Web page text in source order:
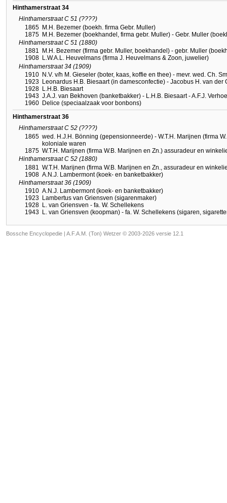
Hinthamerstraat 34
Hinthamerstraat C 51 (????)
1865 M.H. Bezemer (boekh. firma Gebr. Muller)
1875 M.H. Bezemer (boekhandel, firma gebr. Muller) - Gebr. Muller
Hinthamerstraat C 51 (1880)
1881
M.H. Bezemer (firma gebr. Muller, boekhandel) - gebr. Muller
1908 L.W.A.L. Heuvelmans (firma J. Heuvelmans & Zoon, juwelier)
Hinthamerstraat 34 (1909)
1910 N.V. v/h M. Gieseler (boter, kaas, koffie en thee) - mevr. wed. Ch.
1923 Leonardus H.B. Biesaart (in damesconfectie) - Jacobus H. van
1928 L.H.B. Biesaart
1943 J.A.J. van Bekhoven (banketbakker) - L.H.B. Biesaart - A.F.J.
1960 Delice (speciaalzaak voor bonbons)
Hinthamerstraat 36
Hinthamerstraat C 52 (????)
1865 wed. H.J.H. Bönning (gepensionneerde) - W.T.H. Marijnen (firma
koloniale waren
1875 W.T.H. Marijnen (firma W.B. Marijnen en Zn.) assuradeur en
Hinthamerstraat C 52 (1880)
1881
W.T.H. Marijnen (firma W.B. Marijnen en Zn., assuradeur en
1908 A.N.J. Lambermont (koek- en banketbakker)
Hinthamerstraat 36 (1909)
1910 A.N.J. Lambermont (koek- en banketbakker)
1923 Lambertus van Griensven (sigarenmaker)
1928 L. van Griensven - fa. W. Schellekens
1943 L. van Griensven (koopman) - fa. W. Schellekens (sigaren,
Bossche Encyclopedie | A.F.A.M. (Ton) Wetzer © 2003-2026 versie 12.1